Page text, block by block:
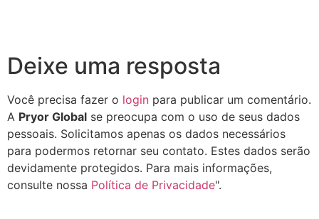
Deixe uma resposta
Você precisa fazer o login para publicar um comentário.
A Pryor Global se preocupa com o uso de seus dados
pessoais. Solicitamos apenas os dados necessários
para podermos retornar seu contato. Estes dados serão
devidamente protegidos. Para mais informações,
consulte nossa Política de Privacidade".